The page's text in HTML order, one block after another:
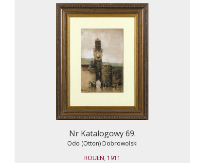
Nr Katalogowy 69.
Odo (Otton) Dobrowolski
ROUEN, 1911